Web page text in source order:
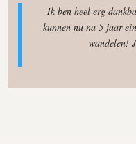
Ik ben heel erg
kunnen nu na 5 jaar
wandelen!